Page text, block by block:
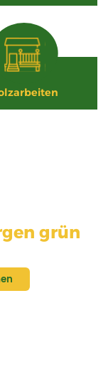
grün